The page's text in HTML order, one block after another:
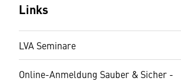
Links
LVA Seminare
Online-Anmeldung Sauber & Sicher -